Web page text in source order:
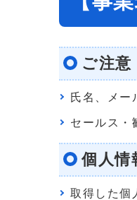
ご注意
氏名、メー
セールス・
個人情
取得した個